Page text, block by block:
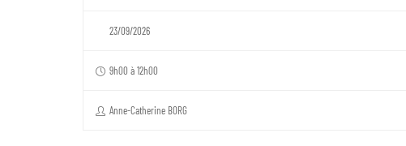
23/09/2026
9h00 à 12h00
Anne-Catherine BORG